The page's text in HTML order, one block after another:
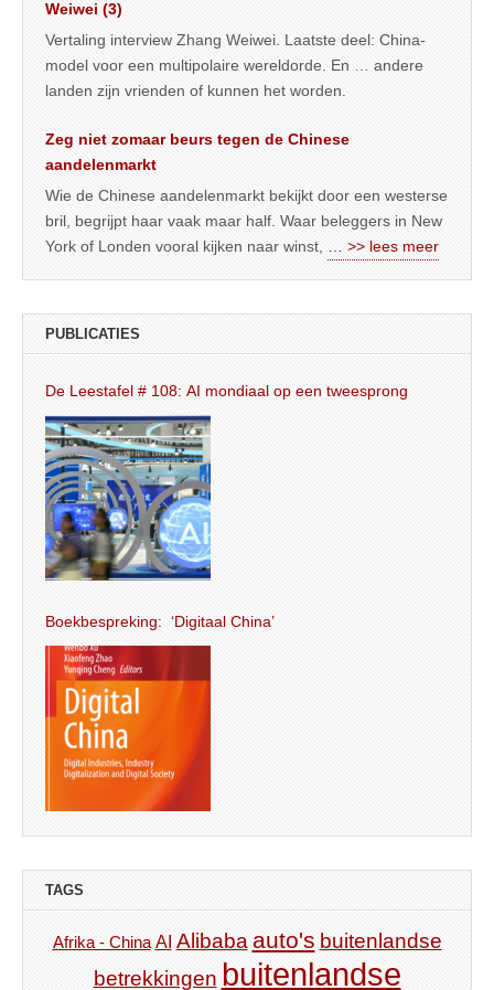
Weiwei (3)
Vertaling interview Zhang Weiwei. Laatste deel: China-
model voor een multipolaire wereldorde. En … andere
landen zijn vrienden of kunnen het worden.
Zeg niet zomaar beurs tegen de Chinese
aandelenmarkt
Wie de Chinese aandelenmarkt bekijkt door een westerse
bril, begrijpt haar vaak maar half. Waar beleggers in New
York of Londen vooral kijken naar winst,
… >> lees meer
PUBLICATIES
De Leestafel # 108: AI mondiaal op een tweesprong
Boekbespreking: ‘Digitaal China’
TAGS
Afrika - China AI Alibaba auto's buitenlandse
betrekkingen buitenlandse